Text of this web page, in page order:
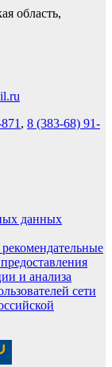
область,
, 8 (383-68) 91-
данных
и анализа
сети